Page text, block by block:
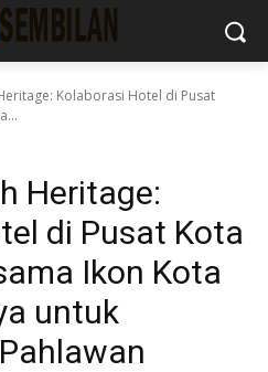
Kolaborasi Hotel di Pusat
Heritage:
di Pusat Kota
Ikon Kota
untuk